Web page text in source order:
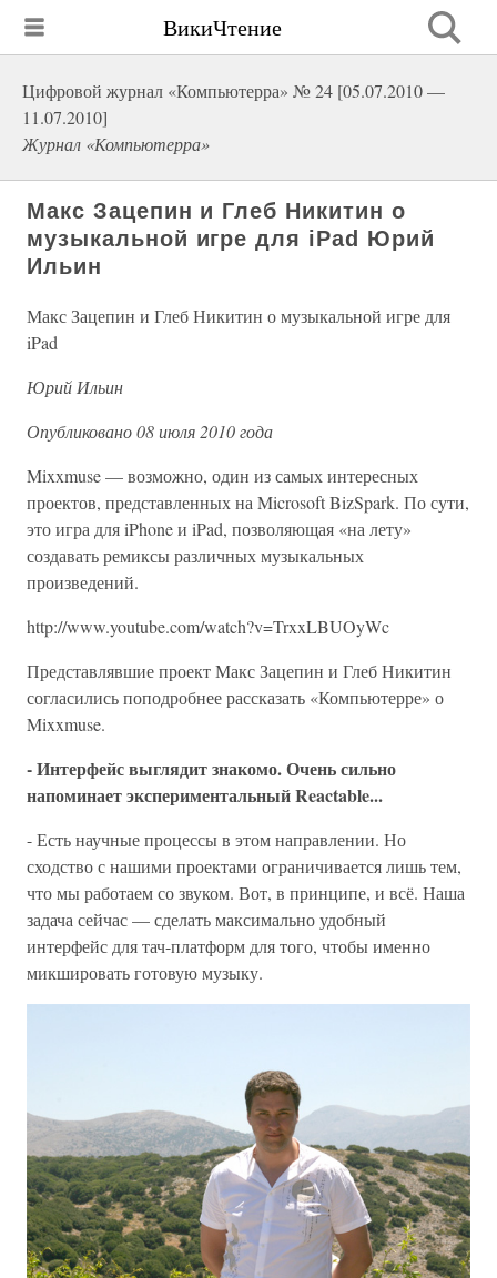
ВикиЧтение
Цифровой журнал «Компьютерра» № 24 [05.07.2010 —
11.07.2010]
Журнал «Компьютерра»
Макс Зацепин и Глеб Никитин о
музыкальной игре для iPad Юрий
Ильин
Макс Зацепин и Глеб Никитин о музыкальной игре для
iPad
Юрий Ильин
Опубликовано 08 июля 2010 года
Mixxmuse — возможно, один из самых интересных
проектов, представленных на Microsoft BizSpark. По сути,
это игра для iPhone и iPad, позволяющая «на лету»
создавать ремиксы различных музыкальных
произведений.
http://www.youtube.com/watch?v=TrxxLBUOyWc
Представлявшие проект Макс Зацепин и Глеб Никитин
согласились поподробнее рассказать «Компьютерре» о
Mixxmuse.
- Интерфейс выглядит знакомо. Очень сильно
напоминает экспериментальный Reactable...
- Есть научные процессы в этом направлении. Но
сходство с нашими проектами ограничивается лишь тем,
что мы работаем со звуком. Вот, в принципе, и всё. Наша
задача сейчас — сделать максимально удобный
интерфейс для тач-платформ для того, чтобы именно
микшировать готовую музыку.